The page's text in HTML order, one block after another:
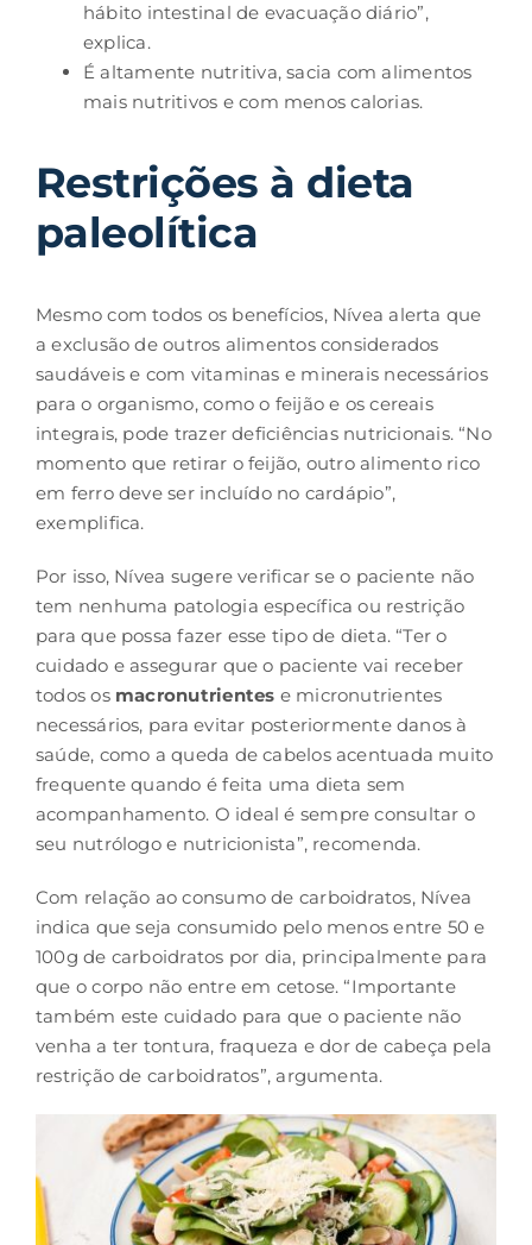
hábito intestinal de evacuação diário”,
explica.
É altamente nutritiva, sacia com alimentos
mais nutritivos e com menos calorias.
Restrições à dieta
paleolítica
Mesmo com todos os benefícios, Nívea alerta que
a exclusão de outros alimentos considerados
saudáveis e com vitaminas e minerais necessários
para o organismo, como o feijão e os cereais
integrais, pode trazer deficiências nutricionais. “No
momento que retirar o feijão, outro alimento rico
em ferro deve ser incluído no cardápio”,
exemplifica.
Por isso, Nívea sugere verificar se o paciente não
tem nenhuma patologia específica ou restrição
para que possa fazer esse tipo de dieta. “Ter o
cuidado e assegurar que o paciente vai receber
todos os macronutrientes e micronutrientes
necessários, para evitar posteriormente danos à
saúde, como a queda de cabelos acentuada muito
frequente quando é feita uma dieta sem
acompanhamento. O ideal é sempre consultar o
seu nutrólogo e nutricionista”, recomenda.
Com relação ao consumo de carboidratos, Nívea
indica que seja consumido pelo menos entre 50 e
100g de carboidratos por dia, principalmente para
que o corpo não entre em cetose. “Importante
também este cuidado para que o paciente não
venha a ter tontura, fraqueza e dor de cabeça pela
restrição de carboidratos”, argumenta.